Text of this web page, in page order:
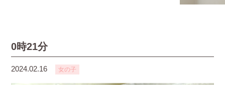
0時21分
2024.02.16 女の子